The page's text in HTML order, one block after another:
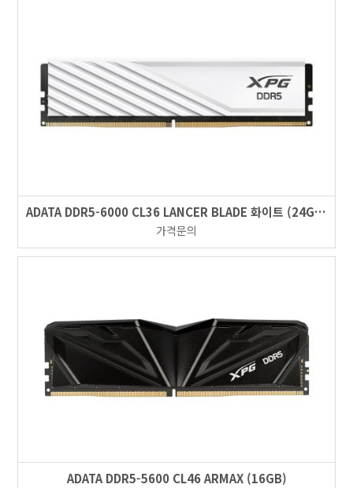
ADATA DDR5-6000 CL36 LANCER BLADE 화이트 (24GB)
가격문의
ADATA DDR5-5600 CL46 ARMAX (16GB)